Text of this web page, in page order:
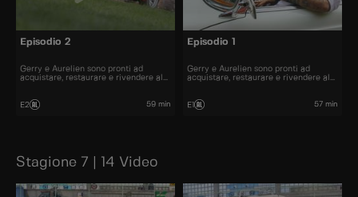
Episodio 2
Gerry e Aurelien sono pronti ad
acquistare, restaurare e rivendere al
E2 59 min
Episodio 1
Gerry e Aurelien sono pronti ad
acquistare, restaurare e rivendere al
E1 57 min
Stagione 7 | 14 Video